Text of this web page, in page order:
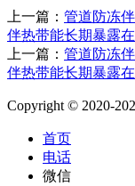
上一篇： 管道防冻
伴热带能长期暴露
上一篇： 管道防冻
伴热带能长期暴露
Copyright © 2020-
首页
电话
微信